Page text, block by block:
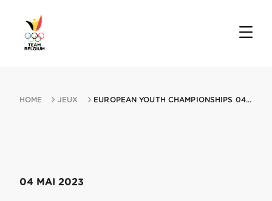
HOME JEUX EUROPEAN YOUTH CHAMPIONSHIPS 04052023 ARMENIA
04 MAI 2023